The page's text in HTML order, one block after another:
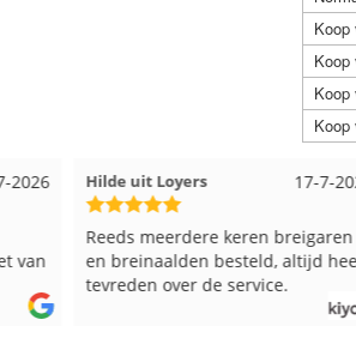
Koop
Koop
Koop
Koop
17-7-2026
Hilde uit Loyers
Reeds meerdere keren breigaren
en breinaalden besteld, altijd heel
tevreden over de service.